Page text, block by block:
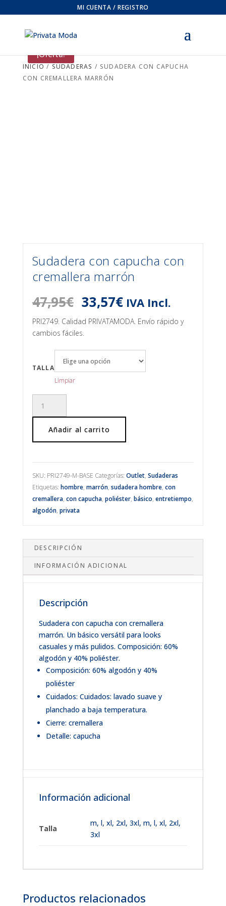
MI CUENTA / REGISTRO
INICIO / SUDADERAS / SUDADERA CON CAPUCHA
CON CREMALLERA MARRÓN
¡Oferta!
Sudadera con capucha con
cremallera marrón
47,95€ El
precio
original
era:
47,95€.
33,57€El
precio
actual
33,57€.
IVA Incl.
PRI2749. Calidad PRIVATAMODA. Envío rápido y
cambios fáciles.
TALLA
Limpiar
con
Añadir al carrito
SKU: PRI2749-M-BASE Categorías: Outlet, Sudaderas
Etiquetas: hombre, marrón, sudadera hombre, con
cremallera, con capucha, poliéster, básico, entretiempo,
algodón, privata
DESCRIPCIÓN
INFORMACIÓN ADICIONAL
Descripción
Sudadera con capucha con cremallera
marrón. Un básico versátil para looks
casuales y más pulidos. Composición: 60%
algodón y 40% poliéster.
Composición: 60% algodón y 40%
poliéster
Cuidados: Cuidados: lavado suave y
planchado a baja temperatura.
Cierre: cremallera
Detalle: capucha
Información adicional
Talla
m, l, xl, 2xl, 3xl, m, l, xl, 2xl,
3xl
Productos relacionados